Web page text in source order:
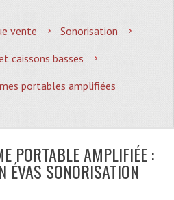
MAGASIN
De Neuf?
Promotions
De Matériel
D´occasion
vente
Sonorisation
caissons basses
portables amplifiées
PORTABLE AMPLIFIÉE :
ÉVAS SONORISATION